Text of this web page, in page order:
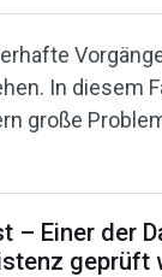
In diesem
große
– Einer der
geprüft